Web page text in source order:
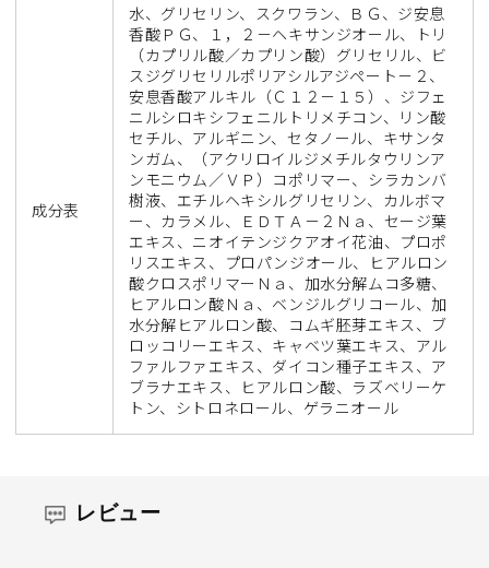
成分表
水、グリセリン、スクワラン、ＢＧ、ジ安息
香酸ＰＧ、１，２－ヘキサンジオール、トリ
（カプリル酸／カプリン酸）グリセリル、ビ
スジグリセリルポリアシルアジペート－２、
安息香酸アルキル（Ｃ１２－１５）、ジフェ
ニルシロキシフェニルトリメチコン、リン酸
セチル、アルギニン、セタノール、キサンタ
ンガム、（アクリロイルジメチルタウリンア
ンモニウム／ＶＰ）コポリマー、シラカンバ
樹液、エチルヘキシルグリセリン、カルボマ
ー、カラメル、ＥＤＴＡ－２Ｎａ、セージ葉
エキス、ニオイテンジクアオイ花油、プロポ
リスエキス、プロパンジオール、ヒアルロン
酸クロスポリマーＮａ、加水分解ムコ多糖、
ヒアルロン酸Ｎａ、ベンジルグリコール、加
水分解ヒアルロン酸、コムギ胚芽エキス、ブ
ロッコリーエキス、キャベツ葉エキス、アル
ファルファエキス、ダイコン種子エキス、ア
ブラナエキス、ヒアルロン酸、ラズベリーケ
トン、シトロネロール、ゲラニオール
レビュー